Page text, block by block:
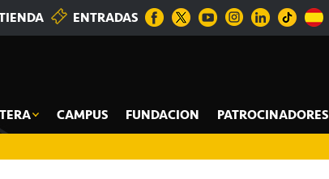
ENTRADAS
CAMPUS FUNDACION PATROCINADORES